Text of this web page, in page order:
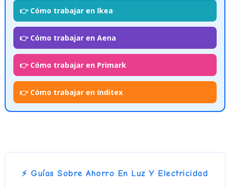
👉 Cómo trabajar en Ikea
👉 Cómo trabajar en Aena
👉 Cómo trabajar en Primark
👉 Cómo trabajar en Inditex
⚡ Guías Sobre Ahorro En Luz Y Electricidad